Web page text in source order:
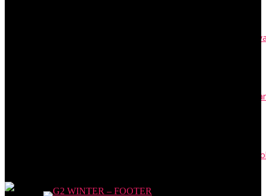
Buku Kas adalah Catatan Transaksi Tunai Akuntansi, Cek
Contoh Surat Resmi: Permohonan, Kuasa, Edaran, SK, dan
PKWT adalah Perjanjian Kerja Waktu Tertentu: Syarat dan